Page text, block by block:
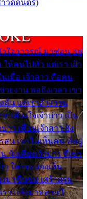
าวด์ดนตรี)
วใจอาวรณ์ มาซ่อน อยู่
ห้คนไปทั่ว แต่เรา เฝ้า
เมื่อ เจ้าสาว คือคน
ยงาน พอถึงเวลา เขา
ลั่น แต่เราล้างจาน
เคียงใจเจ้าบ่าว เป็น
าว เพื่อนเจ้าสาว ยัง
น เขาไม่เห็นคน ที่อยู่
นั่งเคียงเจ้าบ่าว ที่เขา
ญ ใครจะมองเห็น
มาขื่นขม เศร้าตรม
รา แล้งมาหลายปี